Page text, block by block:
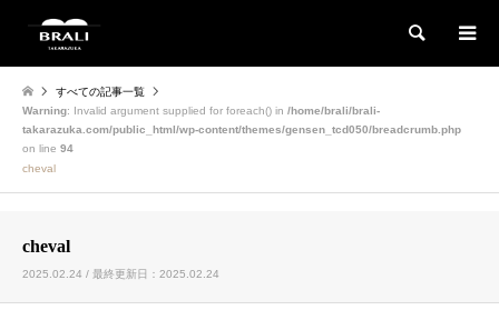
検索
すべての記事一覧
Warning: Invalid argument supplied for foreach() in /home/brali/brali-
takarazuka.com/public_html/wp-content/themes/gensen_tcd050/breadcrumb.php
on line 94
cheval
cheval
2025.02.24 / 最終更新日：2025.02.24